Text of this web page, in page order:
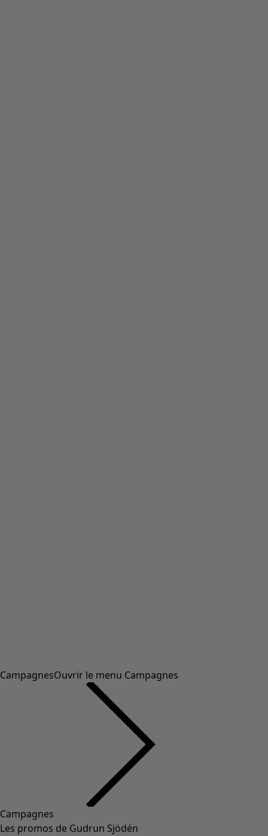
CampagnesOuvrir le menu Campagnes
Campagnes
Les promos de Gudrun Sjödén